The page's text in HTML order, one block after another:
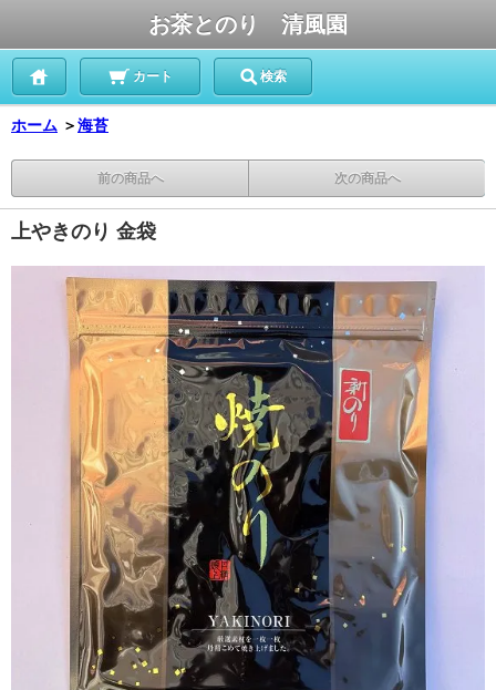
お茶とのり 清風園
カート 検索
ホーム ＞海苔
前の商品へ 次の商品へ
上やきのり 金袋